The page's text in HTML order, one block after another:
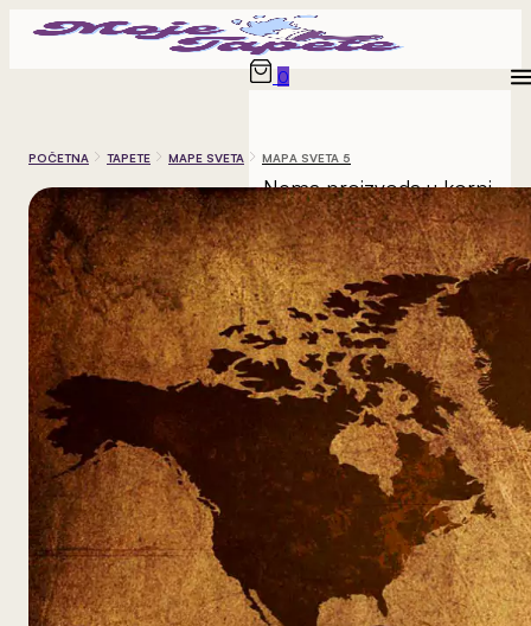
0
Nema proizvoda u korpi.
POČETNA TAPETE MAPE SVETA MAPA SVETA 5